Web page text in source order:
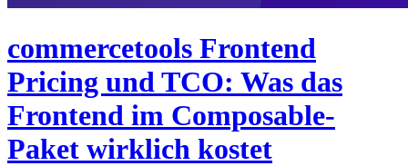
commercetools Frontend
Pricing und TCO: Was das
Frontend im Composable-
Paket wirklich kostet